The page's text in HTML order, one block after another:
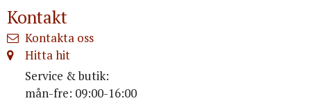
Kontakt
Kontakta oss
Hitta hit
Service & butik:
mån-fre: 09:00-16:00